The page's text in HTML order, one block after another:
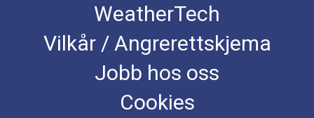
WeatherTech
Vilkår / Angrerettskjema
Jobb hos oss
Cookies